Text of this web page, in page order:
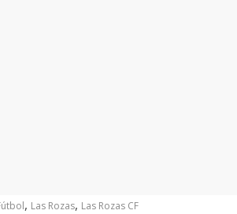
, Las Rozas, Las Rozas CF